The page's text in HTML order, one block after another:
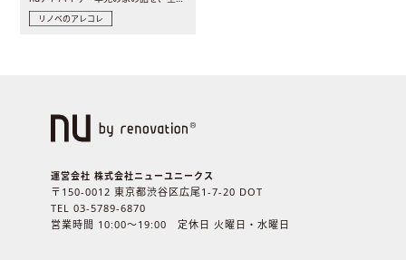
リノベのアレコレ
運営会社 株式会社ニューユニークス
〒150-0012 東京都渋谷区広尾1-7-20 DOT
TEL 03-5789-6870
営業時間 10:00〜19:00 定休日 火曜日・水曜日